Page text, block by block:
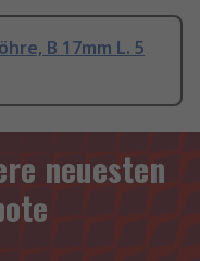
B 17mm L. 5
neuesten